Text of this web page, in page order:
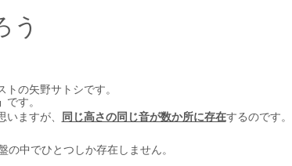
う
の矢野サトシです。
です。
ますが、
同じ高さの同じ音が数か所に存在するのです。
中でひとつしか存在しません。